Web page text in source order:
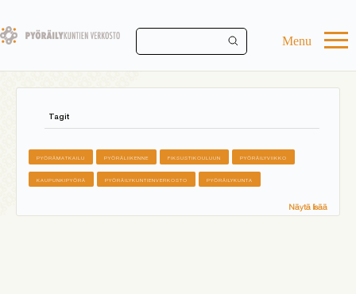
main
Menu
Tagit
PYÖRÄMATKAILU PYÖRÄLIIKENNE FIKSUSTIKOULUUN PYÖRÄILYVIIKKO
KAUPUNKIPYÖRÄ PYÖRÄILYKUNTIENVERKOSTO PYÖRÄILYKUNTA
Näytä lisää